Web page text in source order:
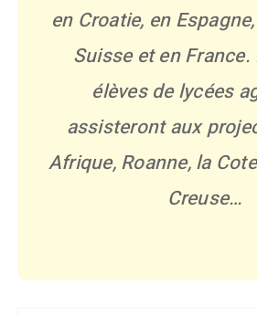
en Croatie, en
Suisse et en
élèves de lycées
assisteront aux
Afrique, Roanne, la
Creuse…